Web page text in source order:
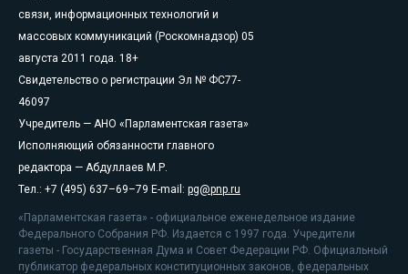
связи, информационных технологий и
массовых коммуникаций (Роскомнадзор) 05
августа 2011 года. 18+
Свидетельство о регистрации Эл № ФС77-
46097
Учредитель — АНО «Парламентская газета»
Исполняющий обязанности главного
редактора — Абдуллаев М.Р.
Тел.: +7 (495) 637–69–79 E-mail: pg@pnp.ru
«Парламентская газета» - официальное еженедельное издание
Федерального Собрания РФ. Издается с 1997 года. Учредители
газеты - Государственная Дума и Совет Федерации РФ. Официальный
публикатор федеральных конституционных законов, федеральных